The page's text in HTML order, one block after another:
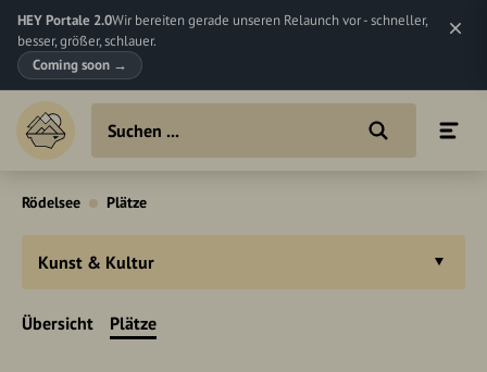
HEY Portale 2.0Wir bereiten gerade unseren Relaunch vor - schneller,
besser, größer, schlauer.
Coming soon →
Rödelsee Plätze
Kunst & Kultur
Übersicht Plätze